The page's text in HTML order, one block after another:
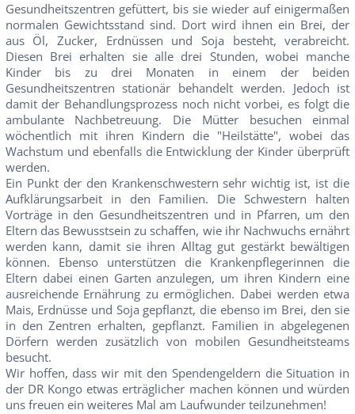
Gesundheitszentren gefüttert, bis sie wieder auf einigermaßen
normalen Gewichtsstand sind. Dort wird ihnen ein Brei, der
aus Öl, Zucker, Erdnüssen und Soja besteht, verabreicht.
Diesen Brei erhalten sie alle drei Stunden, wobei manche
Kinder bis zu drei Monaten in einem der beiden
Gesundheitszentren stationär behandelt werden. Jedoch ist
damit der Behandlungsprozess noch nicht vorbei, es folgt die
ambulante Nachbetreuung. Die Mütter besuchen einmal
wöchentlich mit ihren Kindern die "Heilstätte", wobei das
Wachstum und ebenfalls die Entwicklung der Kinder überprüft
werden.
Ein Punkt der den Krankenschwestern sehr wichtig ist, ist die
Aufklärungsarbeit in den Familien. Die Schwestern halten
Vorträge in den Gesundheitszentren und in Pfarren, um den
Eltern das Bewusstsein zu schaffen, wie ihr Nachwuchs ernährt
werden kann, damit sie ihren Alltag gut gestärkt bewältigen
können. Ebenso unterstützen die Krankenpflegerinnen die
Eltern dabei einen Garten anzulegen, um ihren Kindern eine
ausreichende Ernährung zu ermöglichen. Dabei werden etwa
Mais, Erdnüsse und Soja gepflanzt, die ebenso im Brei, den sie
in den Zentren erhalten, gepflanzt. Familien in abgelegenen
Dörfern werden zusätzlich von mobilen Gesundheitsteams
besucht.
Wir hoffen, dass wir mit den Spendengeldern die Situation in
der DR Kongo etwas erträglicher machen können und würden
uns freuen ein weiteres Mal am Laufwunder teilzunehmen!